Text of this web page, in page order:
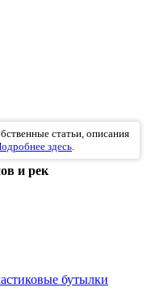
статьи, описания
здесь.
и рек
бутылки